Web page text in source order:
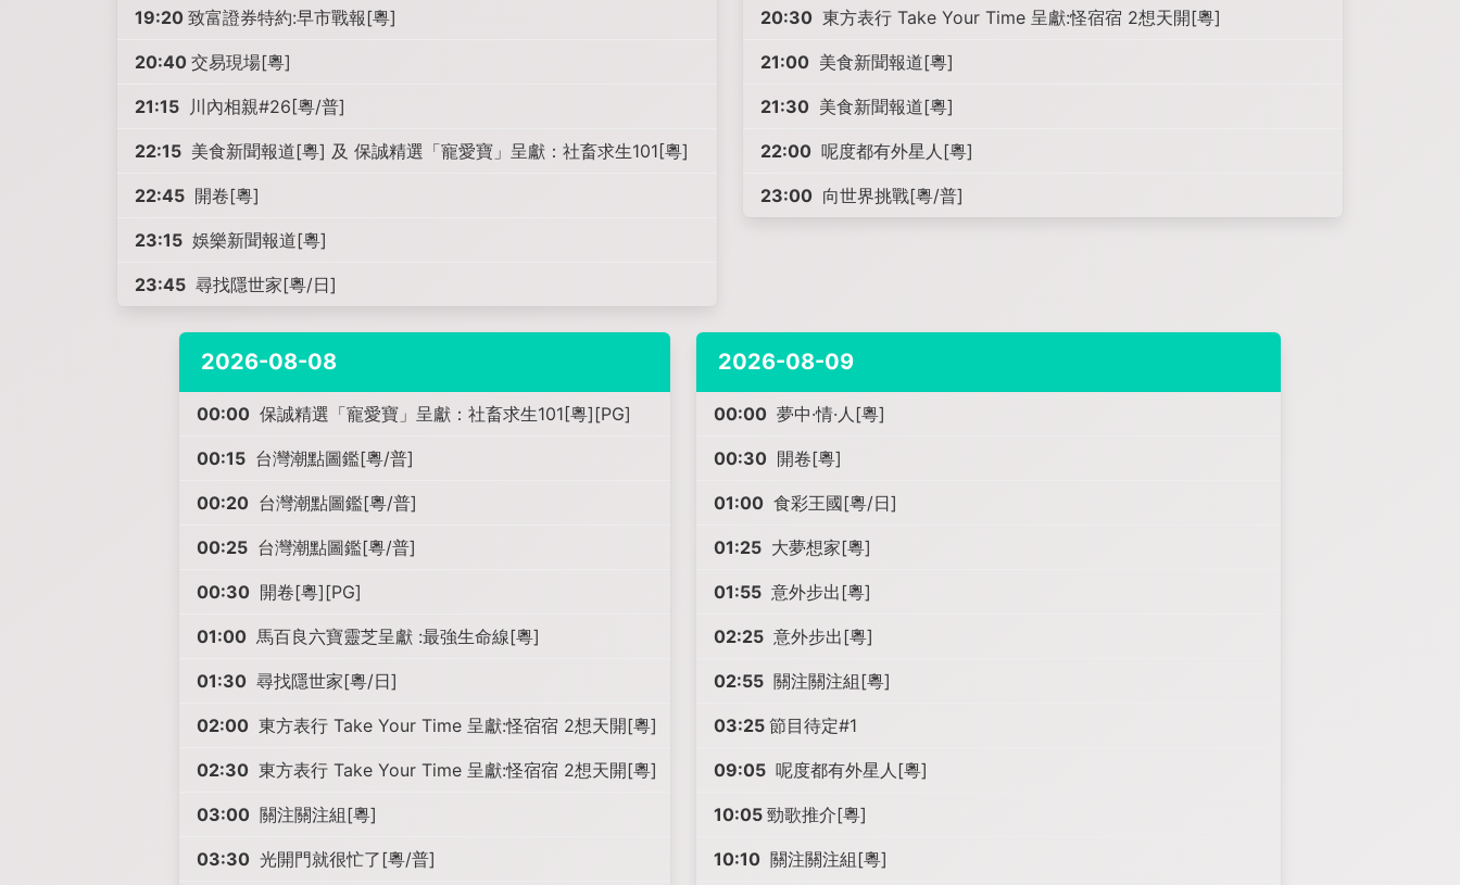
19:20 致富證券特約:早市戰報[粵]
20:40 交易現場[粵]
21:15 川內相親#26[粵/普]
22:15 美食新聞報道[粵] 及 保誠精選「寵愛寶」呈獻：社畜求生101[粵]
22:45 開卷[粵]
23:15 娛樂新聞報道[粵]
23:45 尋找隱世家[粵/日]
20:30 東方表行 Take Your Time 呈獻:怪宿宿 2想天開[粵]
21:00 美食新聞報道[粵]
21:30 美食新聞報道[粵]
22:00 呢度都有外星人[粵]
23:00 向世界挑戰[粵/普]
2026-08-08
00:00 保誠精選「寵愛寶」呈獻：社畜求生101[粵][PG]
00:15 台灣潮點圖鑑[粵/普]
00:20 台灣潮點圖鑑[粵/普]
00:25 台灣潮點圖鑑[粵/普]
00:30 開卷[粵][PG]
01:00 馬百良六寶靈芝呈獻 :最強生命線[粵]
01:30 尋找隱世家[粵/日]
02:00 東方表行 Take Your Time 呈獻:怪宿宿 2想天開[粵]
02:30 東方表行 Take Your Time 呈獻:怪宿宿 2想天開[粵]
03:00 關注關注組[粵]
03:30 光開門就很忙了[粵/普]
2026-08-09
00:00 夢中·情·人[粵]
00:30 開卷[粵]
01:00 食彩王國[粵/日]
01:25 大夢想家[粵]
01:55 意外步出[粵]
02:25 意外步出[粵]
02:55 關注關注組[粵]
03:25 節目待定#1
09:05 呢度都有外星人[粵]
10:05 勁歌推介[粵]
10:10 關注關注組[粵]